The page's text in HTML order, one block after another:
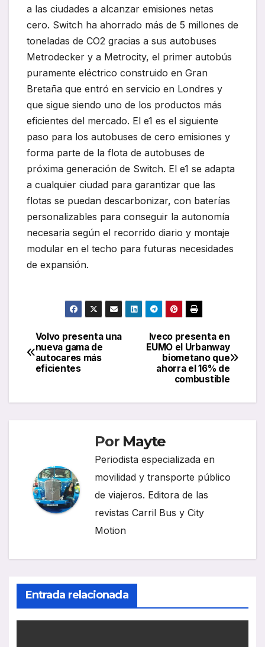
a las ciudades a alcanzar emisiones netas
cero. Switch ha ahorrado más de 5 millones de
toneladas de CO2 gracias a sus autobuses
Metrodecker y a Metrocity, el primer autobús
puramente eléctrico construido en Gran
Bretaña que entró en servicio en Londres y
que sigue siendo uno de los productos más
eficientes del mercado. El e1 es el siguiente
paso para los autobuses de cero emisiones y
forma parte de la flota de autobuses de
próxima generación de Switch. El e1 se adapta
a cualquier ciudad para garantizar que las
flotas se puedan descarbonizar, con baterías
personalizables para conseguir la autonomía
necesaria según el recorrido diario y montaje
modular en el techo para futuras necesidades
de expansión.
Navegación
de
Iveco presenta en
EUMO el Urbanway
biometano que
ahorra el 16% de
combustible
Volvo presenta una
nueva gama de
autocares más
eficientes
Por Mayte
Periodista especializada en
movilidad y transporte público
de viajeros. Editora de las
revistas Carril Bus y City
Motion
Entrada relacionada